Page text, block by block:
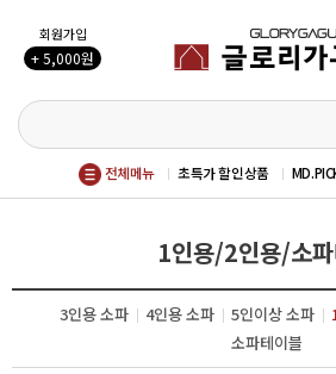
회원가입
+ 5,000원
전체메뉴 초특가 할인상품
1인용/2인용/소
3인용 소파 4인용 소파 5인이상 소파
소파테이블